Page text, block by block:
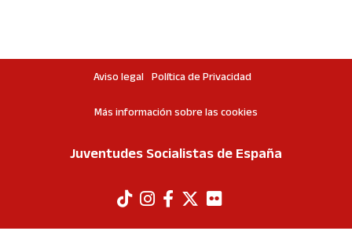
Aviso legal Política de Privacidad
Más información sobre las cookies
Juventudes Socialistas de España